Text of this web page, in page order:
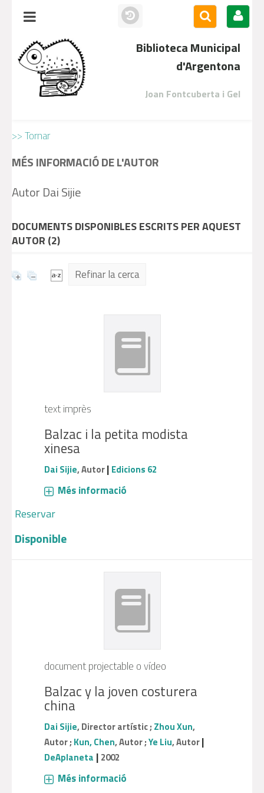
Biblioteca Municipal
d'Argentona
Joan Fontcuberta i Gel
>> Tornar
MÉS INFORMACIÓ DE L'AUTOR
Autor Dai Sijie
DOCUMENTS DISPONIBLES ESCRITS PER AQUEST
AUTOR (2)
Refinar la cerca
text imprès
Balzac i la petita modista
xinesa
Dai Sijie, Autor| Edicions 62
Més informació
Reservar
Disponible
document projectable o vídeo
Balzac y la joven costurera
china
Dai Sijie, Director artístic ; Zhou Xun,
Autor ; Kun, Chen, Autor ;Ye Liu, Autor|
DeAplaneta | 2002
Més informació